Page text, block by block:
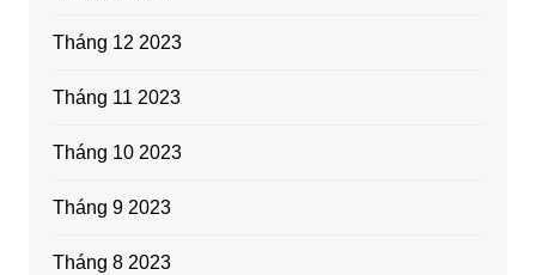
Tháng 12 2023
Tháng 11 2023
Tháng 10 2023
Tháng 9 2023
Tháng 8 2023